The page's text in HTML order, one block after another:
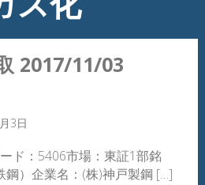
2017/11/03
3日
ド：5406市場：東証1部銘
鋼）企業名：(株)神戸製鋼 […]